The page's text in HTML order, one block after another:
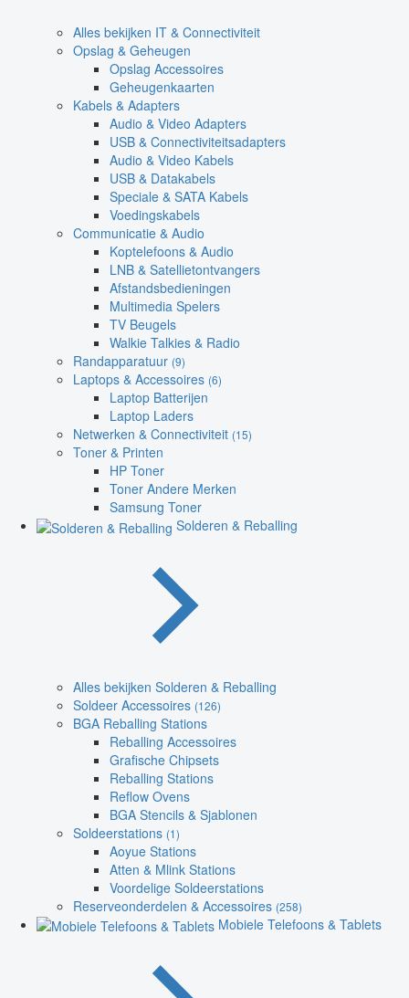
Alles bekijken IT & Connectiviteit
Opslag & Geheugen
Opslag Accessoires
Geheugenkaarten
Kabels & Adapters
Audio & Video Adapters
USB & Connectiviteitsadapters
Audio & Video Kabels
USB & Datakabels
Speciale & SATA Kabels
Voedingskabels
Communicatie & Audio
Koptelefoons & Audio
LNB & Satellietontvangers
Afstandsbedieningen
Multimedia Spelers
TV Beugels
Walkie Talkies & Radio
Randapparatuur (9)
Laptops & Accessoires (6)
Laptop Batterijen
Laptop Laders
Netwerken & Connectiviteit (15)
Toner & Printen
HP Toner
Toner Andere Merken
Samsung Toner
Solderen & Reballing
Alles bekijken Solderen & Reballing
Soldeer Accessoires (126)
BGA Reballing Stations
Reballing Accessoires
Grafische Chipsets
Reballing Stations
Reflow Ovens
BGA Stencils & Sjablonen
Soldeerstations (1)
Aoyue Stations
Atten & Mlink Stations
Voordelige Soldeerstations
Reserveonderdelen & Accessoires (258)
Mobiele Telefoons & Tablets